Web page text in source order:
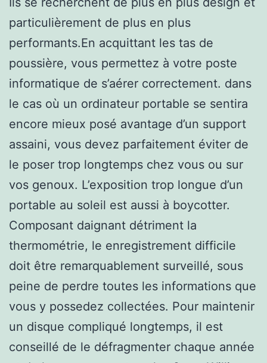
particulièrement de plus en plus
performants.En acquittant les tas de
poussière, vous permettez à votre poste
informatique de s’aérer correctement. dans
le cas où un ordinateur portable se sentira
encore mieux posé avantage d’un support
assaini, vous devez parfaitement éviter de
le poser trop longtemps chez vous ou sur
vos genoux. L’exposition trop longue d’un
portable au soleil est aussi à boycotter.
Composant daignant détriment la
thermométrie, le enregistrement difficile
doit être remarquablement surveillé, sous
peine de perdre toutes les informations que
vous y possedez collectées. Pour maintenir
un disque compliqué longtemps, il est
conseillé de le défragmenter chaque année